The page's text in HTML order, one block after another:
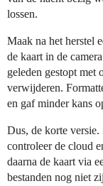
lossen.
Maak na het herstel
de kaart in de
geleden gestopt met
verwijderen.
en gaf minder kans
Dus, de korte versie.
controleer de cloud
daarna de kaart via
bestanden nog niet